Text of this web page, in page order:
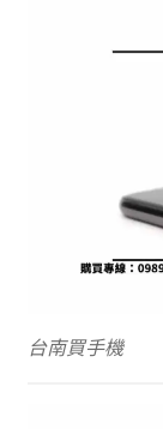
台南買手機